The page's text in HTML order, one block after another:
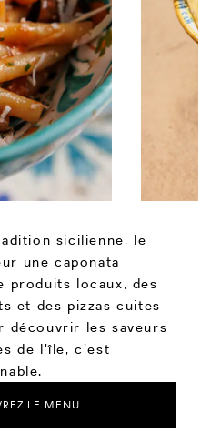
sicilienne, le
une caponata
produits locaux, des
et des pizzas cuites
découvrir les saveurs
de l'île, c'est
LE MENU